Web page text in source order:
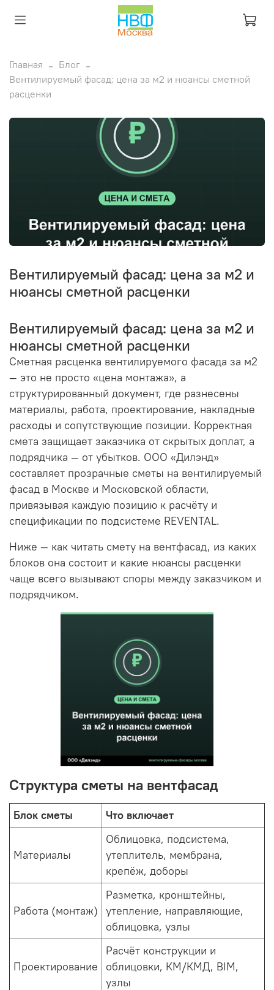
Главная
Блог
Вентилируемый фасад: цена за м2 и нюансы сметной
расценки
Вентилируемый фасад: цена за м2 и
нюансы сметной расценки
Вентилируемый фасад: цена за м2 и
нюансы сметной расценки
Сметная расценка вентилируемого фасада за м2
— это не просто «цена монтажа», а
структурированный документ, где разнесены
материалы, работа, проектирование, накладные
расходы и сопутствующие позиции. Корректная
смета защищает заказчика от скрытых доплат, а
подрядчика — от убытков. ООО «Дилэнд»
составляет прозрачные сметы на вентилируемый
фасад в Москве и Московской области,
привязывая каждую позицию к расчёту и
спецификации по подсистеме REVENTAL.
Ниже — как читать смету на вентфасад, из каких
блоков она состоит и какие нюансы расценки
чаще всего вызывают споры между заказчиком и
подрядчиком.
Структура сметы на вентфасад
Блок сметы Что включает
Материалы
Облицовка, подсистема,
утеплитель, мембрана,
крепёж, доборы
Работа (монтаж)
Разметка, кронштейны,
утепление, направляющие,
облицовка, узлы
Проектирование
Расчёт конструкции и
облицовки, КМ/КМД, BIM,
узлы